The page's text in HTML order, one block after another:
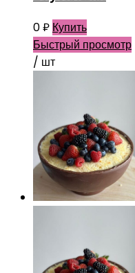
0₽ Купить
Быстрый просмотр
/ шт